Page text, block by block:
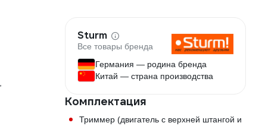
Sturm
Все товары бренда
Германия — родина бренда
Китай — страна производства
Комплектация
Триммер (двигатель с верхней штангой и